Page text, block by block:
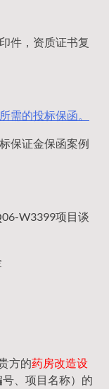
件，资质证书复
保证金保函案例
W3399项目谈
方的药房改造设
号、项目名称）的